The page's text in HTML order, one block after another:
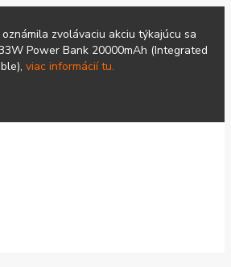
zvolávaciu akciu týkajúcu sa
Power Bank 20000mAh (Integrated
viac informácií tu.